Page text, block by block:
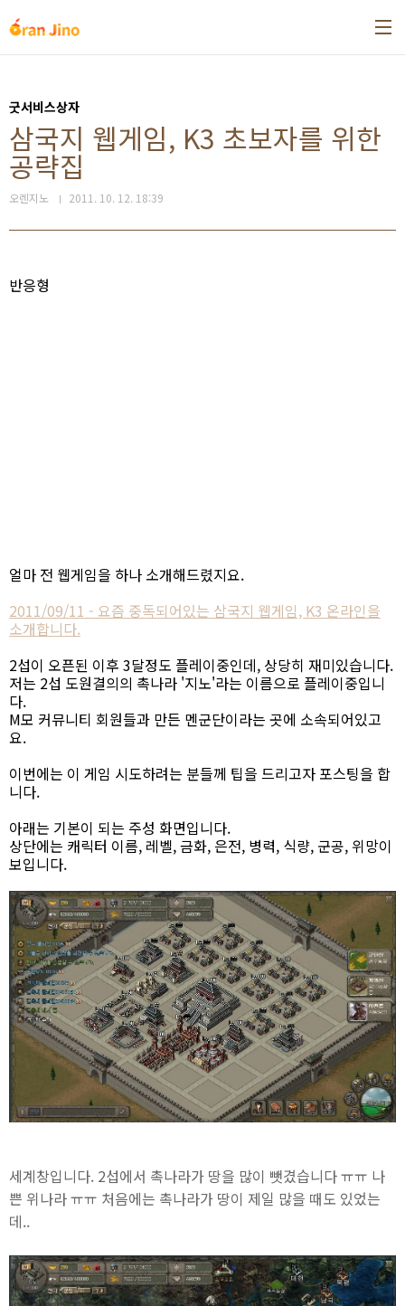
굿서비스상자
삼국지 웹게임, K3 초보자를 위한
공략집
오렌지노 2011. 10. 12. 18:39
반응형
얼마 전 웹게임을 하나 소개해드렸지요.
2011/09/11 - 요즘 중독되어있는 삼국지 웹게임, K3 온라인을
소개합니다.
2섭이 오픈된 이후 3달정도 플레이중인데, 상당히 재미있습니다.
저는 2섭 도원결의의 촉나라 '지노'라는 이름으로 플레이중입니
다.
M모 커뮤니티 회원들과 만든 멘군단이라는 곳에 소속되어있고
요.
이번에는 이 게임 시도하려는 분들께 팁을 드리고자 포스팅을 합
니다.
아래는 기본이 되는 주성 화면입니다.
상단에는 캐릭터 이름, 레벨, 금화, 은전, 병력, 식량, 군공, 위망이
보입니다.
세계창입니다. 2섭에서 촉나라가 땅을 많이 뺏겼습니다 ㅠㅠ 나
쁜 위나라 ㅠㅠ 처음에는 촉나라가 땅이 제일 많을 때도 있었는
데..